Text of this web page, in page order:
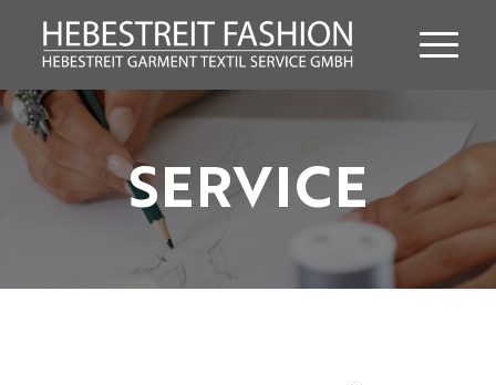
SERVICE